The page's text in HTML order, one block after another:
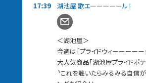
大人気商品「湖池屋プライドポテト」にちな
〝これを聴いたらみるみる自信が湧いてく
「湖池屋プライドポテト」シリーズをプレゼ
18時00分頃 【キリン一番搾り あなたに
自分の誕生日、大切な人の誕生日、初め
17:39 湖池屋 歌エーーーーール！
＜湖池屋＞
今週は［プライドウィーーーーー
大人気商品「湖池屋プライドポテ
〝これを聴いたらみるみる自信が